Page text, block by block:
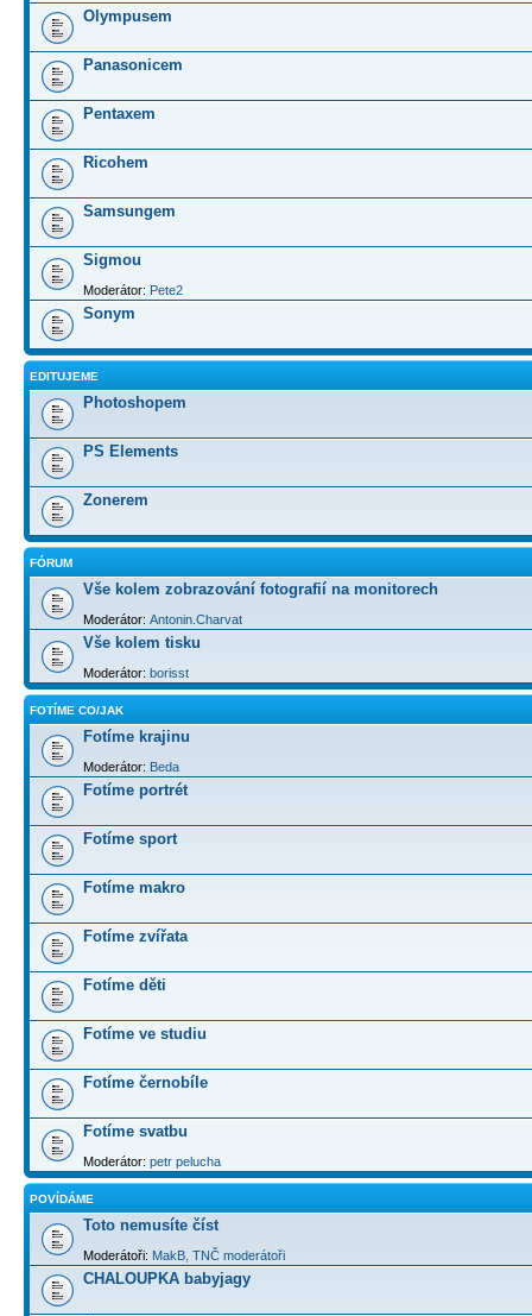
Olympusem
Panasonicem
Pentaxem
Ricohem
Samsungem
Sigmou
Moderátor: Pete2
Sonym
EDITUJEME
Photoshopem
PS Elements
Zonerem
FÓRUM
Vše kolem zobrazování fotografií na monitorech
Moderátor: Antonin.Charvat
Vše kolem tisku
Moderátor: borisst
FOTÍME CO/JAK
Fotíme krajinu
Moderátor: Beda
Fotíme portrét
Fotíme sport
Fotíme makro
Fotíme zvířata
Fotíme děti
Fotíme ve studiu
Fotíme černobíle
Fotíme svatbu
Moderátor: petr pelucha
POVÍDÁME
Toto nemusíte číst
Moderátoři: MakB TNČ moderátoři
CHALOUPKA babyjagy